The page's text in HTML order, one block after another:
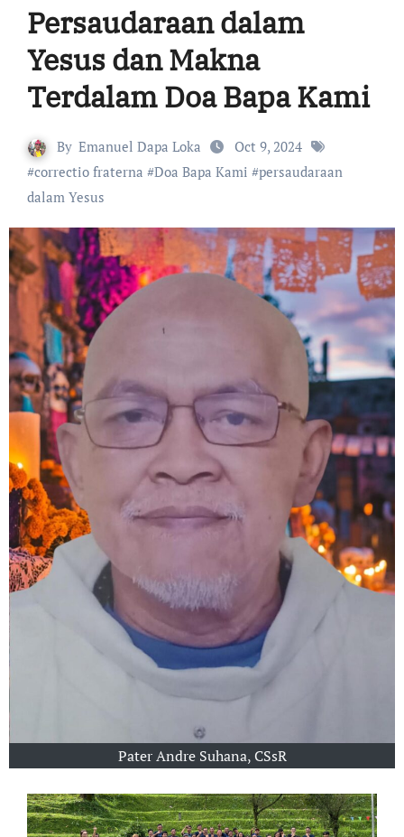
Persaudaraan dalam
Yesus dan Makna
Terdalam Doa Bapa Kami
By Emanuel Dapa Loka
Oct 9, 2024
#correctio fraterna #Doa Bapa Kami #persaudaraan
dalam Yesus
Pater Andre Suhana, CSsR